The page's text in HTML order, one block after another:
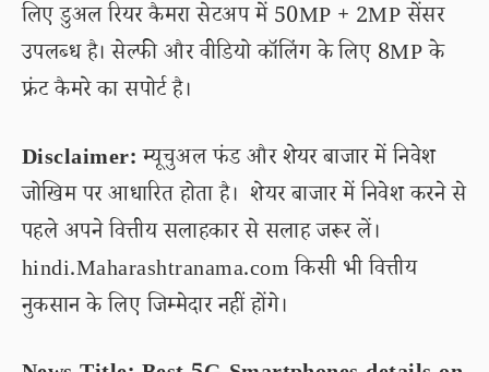
लिए डुअल रियर कैमरा सेटअप में 50MP + 2MP सेंसर
उपलब्ध है। सेल्फी और वीडियो कॉलिंग के लिए 8MP के
फ्रंट कैमरे का सपोर्ट है।
Disclaimer:म्यूचुअल फंड और शेयर बाजार में निवेश
जोखिम पर आधारित होता है। शेयर बाजार में निवेश करने से
पहले अपने वित्तीय सलाहकार से सलाह जरूर लें।
hindi.Maharashtranama.com किसी भी वित्तीय
नुकसान के लिए जिम्मेदार नहीं होंगे।